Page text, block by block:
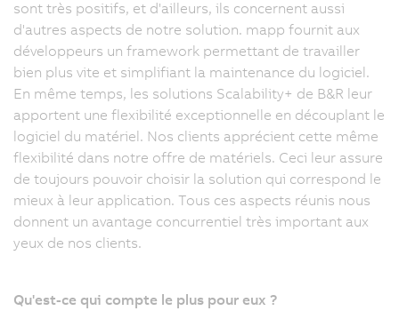
sont très positifs, et d'ailleurs, ils concernent aussi
d'autres aspects de notre solution. mapp fournit aux
développeurs un framework permettant de travailler
bien plus vite et simplifiant la maintenance du logiciel.
En même temps, les solutions Scalability+ de B&R leur
apportent une flexibilité exceptionnelle en découplant le
logiciel du matériel. Nos clients apprécient cette même
flexibilité dans notre offre de matériels. Ceci leur assure
de toujours pouvoir choisir la solution qui correspond le
mieux à leur application. Tous ces aspects réunis nous
donnent un avantage concurrentiel très important aux
yeux de nos clients.
Qu'est-ce qui compte le plus pour eux ?